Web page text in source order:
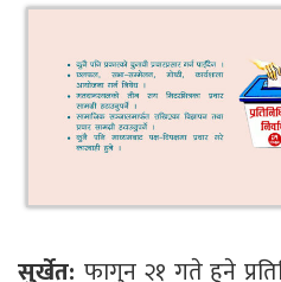
सुर्खेत: फागुन २१ गते हुने